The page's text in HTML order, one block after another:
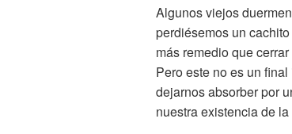
Algunos viejos
perdiésemos un
más remedio que
Pero este no es un
dejarnos absorber por
nuestra existencia de